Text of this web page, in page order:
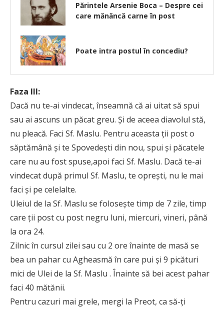
Părintele Arsenie Boca – Despre cei
care mănăncă carne în post
Poate intra postul în concediu?
Faza III:
Dacă nu te-ai vindecat, înseamnă că ai uitat să spui
sau ai ascuns un păcat greu. Şi de aceea diavolul stă,
nu pleacă. Faci Sf. Maslu. Pentru aceasta ţii post o
săptămână şi te Spovedeşti din nou, spui şi păcatele
care nu au fost spuse,apoi faci Sf. Maslu. Dacă te-ai
vindecat după primul Sf. Maslu, te opreşti, nu le mai
faci şi pe celelalte.
Uleiul de la Sf. Maslu se foloseşte timp de 7 zile, timp
care ţii post cu post negru luni, miercuri, vineri, până
la ora 24.
Zilnic în cursul zilei sau cu 2 ore înainte de masă se
bea un pahar cu Agheasmă în care pui şi 9 picături
mici de Ulei de la Sf. Maslu . Înainte să bei acest pahar
faci 40 mătănii.
Pentru cazuri mai grele, mergi la Preot, ca să-ţi